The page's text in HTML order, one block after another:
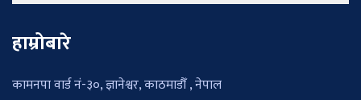
हाम्रोबारे
कामनपा वार्ड नं-३०, ज्ञानेश्वर, काठमाडौँ , नेपाल